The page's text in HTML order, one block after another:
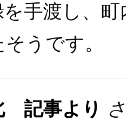
手渡し、
うです。
記事より